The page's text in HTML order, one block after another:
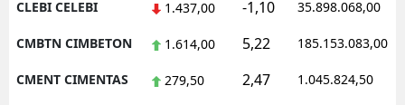
CLEBI CELEBI 1.437,00 -1,10 35.898.068,00
CMBTN CIMBETON 1.614,00 5,22 185.153.083,00
CMENT CIMENTAS 279,50 2,47 1.045.824,50